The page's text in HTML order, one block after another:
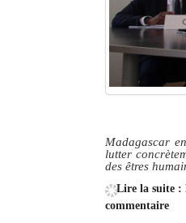
Madagascar
lutter
des êtres
Lire la suite :
commentaire